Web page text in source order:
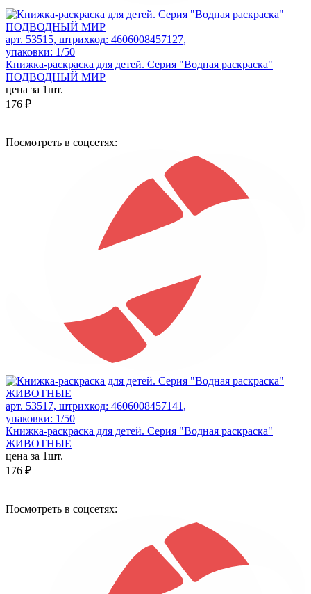
арт. 53515, штрихкод: 4606008457127,
упаковки: 1/50
Книжка-раскраска для детей. Серия "Водная раскраска"
ПОДВОДНЫЙ МИР
цена за 1шт.
176 ₽
Посмотреть в соцсетях:
арт. 53517, штрихкод: 4606008457141,
упаковки: 1/50
Книжка-раскраска для детей. Серия "Водная раскраска"
ЖИВОТНЫЕ
цена за 1шт.
176 ₽
Посмотреть в соцсетях: